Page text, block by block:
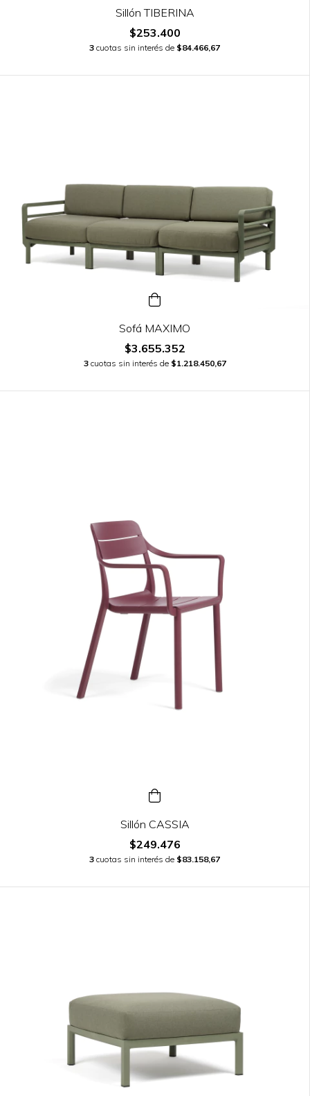
Sillón TIBERINA
$253.400
3 cuotas sin interés de $84.466,67
Sofá MAXIMO
$3.655.352
3 cuotas sin interés de $1.218.450,67
Sillón CASSIA
$249.476
3 cuotas sin interés de $83.158,67